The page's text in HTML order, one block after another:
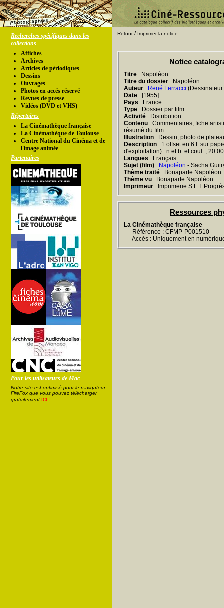
Recherches spécifiques dans les
collections
Affiches
Archives
Articles de périodiques
Dessins
Ouvrages
Photos en accés réservé
Revues de presse
Vidéos (DVD et VHS)
Répertoires
La Cinémathèque française
La Cinémathèque de Toulouse
Centre National du Cinéma et de
l'image animée
Partenaires
Pour les utilisateurs de Mac
Notre site est optimisé pour le navigateur
FireFox que vous pouvez télécharger
gratuitement ici
Retour/ Imprimer la notice
Notice
Titre : Napoléon
Titre du dossier : Napoléon
Auteur : René Ferracci
Date : [1955]
Pays : France
Type : Dossier par film
Activité : Distribution
Contenu : Commentaires, fiche
résumé du film
Illustration : Dessin, photo de
Description : 1 offset en 6 f. sur
d'exploitation) : n.et b. et coul. ;
Langues : Français
Sujet (film) : Napoléon - Sacha
Thème traité : Bonaparte Napoléon
Thème vu : Bonaparte Napoléon
Imprimeur : Imprimerie S.E.I.
Ressources
La Cinémathèque française
- Référence : CFMP-P001510
- Accès : Uniquement en